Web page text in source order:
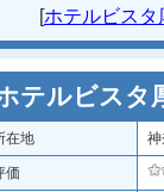
[ホテルビスタ
テルビスタ
在地
価